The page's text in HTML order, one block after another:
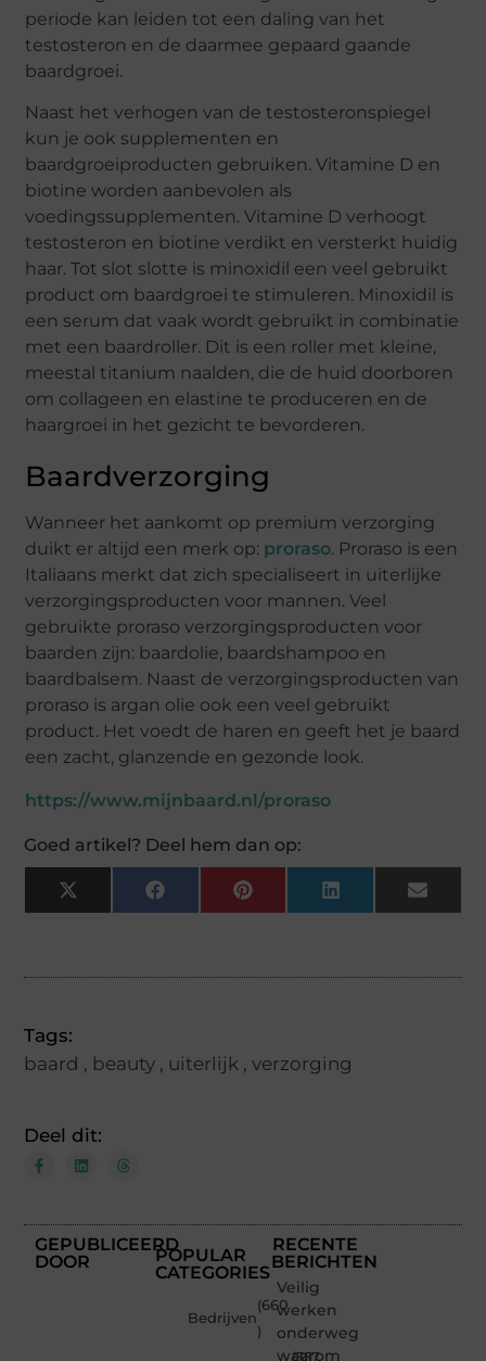
periode kan leiden tot een daling van het
testosteron en de daarmee gepaard gaande
baardgroei.
Naast het verhogen van de testosteronspiegel
kun je ook supplementen en
baardgroeiproducten gebruiken. Vitamine D en
biotine worden aanbevolen als
voedingssupplementen. Vitamine D verhoogt
testosteron en biotine verdikt en versterkt huidig
​​haar. Tot slot slotte is minoxidil een veel gebruikt
product om baardgroei te stimuleren. Minoxidil is
een serum dat vaak wordt gebruikt in combinatie
met een baardroller. Dit is een roller met kleine,
meestal titanium naalden, die de huid doorboren
om collageen en elastine te produceren en de
haargroei in het gezicht te bevorderen.
Baardverzorging
Wanneer het aankomt op premium verzorging
duikt er altijd een merk op: proraso. Proraso is een
Italiaans merkt dat zich specialiseert in uiterlijke
verzorgingsproducten voor mannen. Veel
gebruikte proraso verzorgingsproducten voor
baarden zijn: baardolie, baardshampoo en
baardbalsem. Naast de verzorgingsproducten van
proraso is argan olie ook een veel gebruikt
product. Het voedt de haren en geeft het je baard
een zacht, glanzende en gezonde look.
https://www.mijnbaard.nl/proraso
Goed artikel? Deel hem dan op:
X
(Twitter)
FacebookPinterestLinkedInEmail
Tags:
baard , beauty , uiterlijk ,verzorging
Deel dit:
GEPUBLICEERD
DOOR
POPULAR
CATEGORIES
Bedrijven
(660
)
(357
RECENTE
BERICHTEN
Veilig
werken
onderweg:
waarom